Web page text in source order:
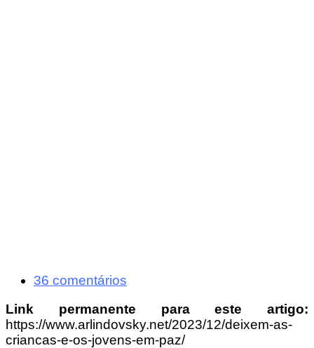
36 comentários
Link permanente para este artigo:
https://www.arlindovsky.net/2023/12/deixem-as-
criancas-e-os-jovens-em-paz/